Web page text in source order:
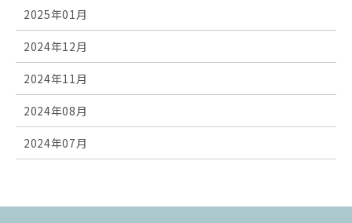
2025年01月
2024年12月
2024年11月
2024年08月
2024年07月